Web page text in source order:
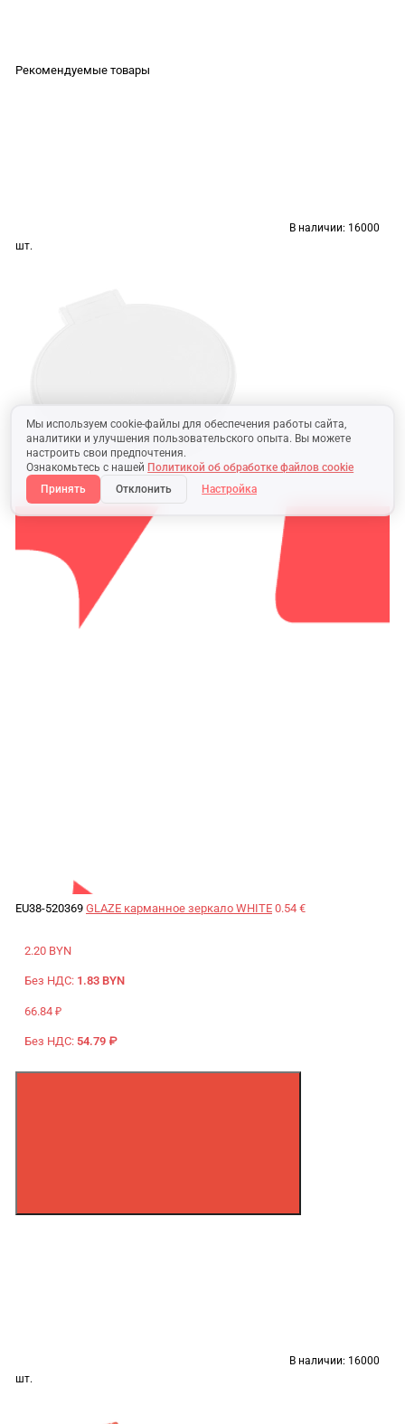
Мы используем cookie-файлы для обеспечения работы сайта,
аналитики и улучшения пользовательского опыта. Вы можете
настроить свои предпочтения.
Ознакомьтесь с нашей Политикой об обработке файлов cookie
Принять
Отклонить Настройка
Рекомендуемые товары
В наличии: 16000
шт.
EU38-520369 GLAZE карманное зеркало WHITE 0.54 €
2.20 BYN
Без НДС: 1.83 BYN
66.84 ₽
Без НДС: 54.79 ₽
В наличии: 16000
шт.